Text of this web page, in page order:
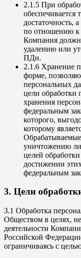
2.1.5 При
обеспечивается
достаточность,
по отношению к
Компания
удалению или
ПДн.
2.1.6 Хранение
форме,
персональных
цели обработки
хранения
федеральным
которого,
которому
уничтожению
целей
достижении
федеральным
3. Цели
3.1 Обработка
Обществом в целях,
деятельности
Российской
ограничиваясь с